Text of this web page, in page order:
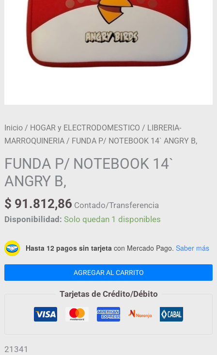
Inicio / HOGAR y ELECTRODOMESTICO / LIBRERIA-
MARROQUINERIA / FUNDA P/ NOTEBOOK 14` ANGRY B,
FUNDA P/ NOTEBOOK 14`
ANGRY B,
$ 91.812,86 Contado/Transferencia
Disponibilidad: Solo quedan 1 disponibles
Hasta 12 pagos sin tarjeta con Mercado Pago. Saber más
AGREGAR AL CARRITO
Tarjetas de Crédito/Débito
21341